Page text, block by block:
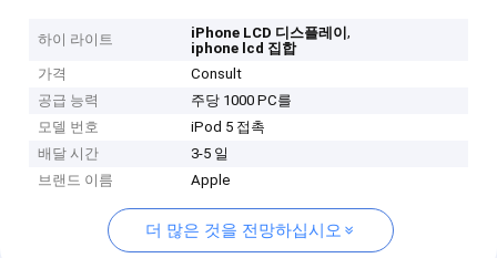
하이 라이트 iPhone LCD 디스플레이,
iphone lcd 집합
가격
Consult
공급 능력
주당 1000 PC를
모델 번호
iPod 5 접촉
배달 시간
3-5 일
브랜드 이름
Apple
더 많은 것을 전망하십시오